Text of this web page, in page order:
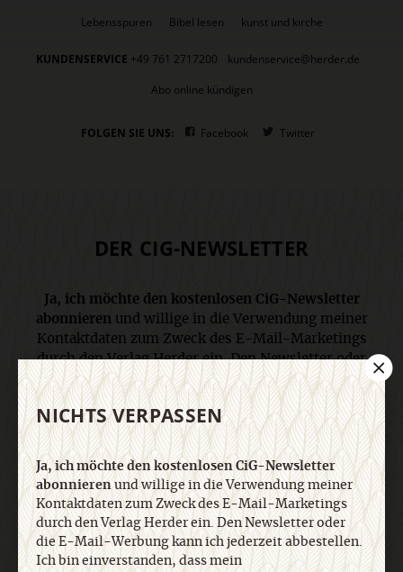
Lebensspuren
Bibel lesen kunst und kirche
KUNDENSERVICE +49 761 2717200
kundenservice@herder.de
Abo online kündigen
FOLGEN SIE UNS: Facebook Twitter
DER CIG-NEWSLETTER
Ja, ich möchte den kostenlosen CiG-Newsletter
abonnierenund willige in die Verwendung meiner
Kontaktdaten zum Zweck des E-Mail-Marketings
durch den Verlag Herder ein. Den Newsletter oder
die E-Mail-Werbung kann ich jederzeit abbestellen.
Ich bin einverstanden, dass mein
personenbezogenes Nutzungsverhalten in
Newsletter und E-Mail-Werbung erfasst und
ausgewertet wird, um die Inhalte besser auf meine
Interessen auszurichten. Über einen Link in
Newsletter oder E-Mail kann ich diese Funktion
jederzeit ausschalten. Weiterführende
Informationen finden Sie in unseren
Datenschutzhinweisen
NICHTS VERPASSEN
Ja, ich möchte den kostenlosen CiG-Newsletter
abonnierenund willige in die Verwendung meiner
Kontaktdaten zum Zweck des E-Mail-Marketings
durch den Verlag Herder ein. Den Newsletter oder
die E-Mail-Werbung kann ich jederzeit abbestellen.
Ich bin einverstanden, dass mein